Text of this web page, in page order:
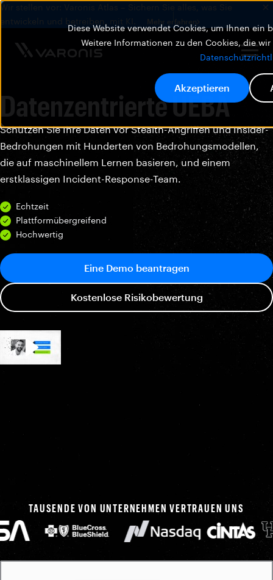
Diese Website verwendet Cookies, um Ihnen ein
Weitere Informationen zu den Cookies, die
Akzeptieren
Wir stellen vor: Varonis Atlas – Sichern Sie alles, was Sie
entwickeln und betreiben, mit KI.
Mehr erfahren
Datenzentrierte UEBA
Schützen Sie Ihre Daten vor Stealth-Angriffen und Insider-
Bedrohungen mit Hunderten von Bedrohungsmodellen,
die auf maschinellem Lernen basieren, und einem
erstklassigen Incident-Response-Team.
Echtzeit
Plattformübergreifend
Hochwertig
Eine Demo beantragen
Kostenlose Risikobewertung
TAUSENDE VON UNTERNEHMEN VERTRAUEN UNS